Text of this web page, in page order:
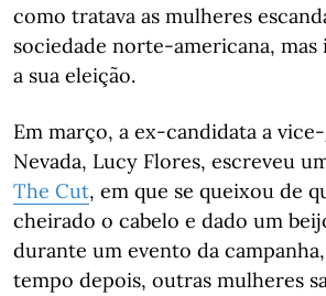
como tratava as mulheres
sociedade norte-americana, mas
a sua eleição.
Em março, a ex-candidata a
Nevada, Lucy Flores, escreveu
The Cut, em que se queixou de
cheirado o cabelo e dado um
durante um evento da
tempo depois, outras mulheres